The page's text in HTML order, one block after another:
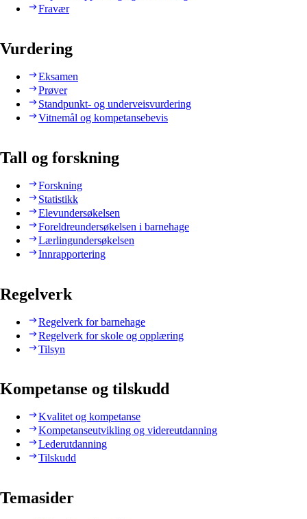
Fravær
Vurdering
Eksamen
Prøver
Standpunkt- og underveisvurdering
Vitnemål og kompetansebevis
Tall og forskning
Forskning
Statistikk
Elevundersøkelsen
Foreldreundersøkelsen i barnehage
Lærlingundersøkelsen
Innrapportering
Regelverk
Regelverk for barnehage
Regelverk for skole og opplæring
Tilsyn
Kompetanse og tilskudd
Kvalitet og kompetanse
Kompetanseutvikling og videreutdanning
Lederutdanning
Tilskudd
Temasider